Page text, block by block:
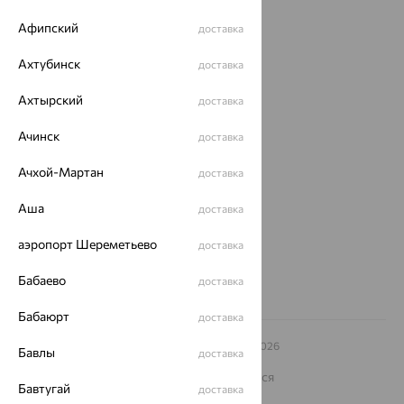
Покупателям
О нас
Магазины и доставка г. Липецк
еще 3
Другие города
Заказать звонок
© ООО «Ювелирный дом «Кристалл»,
– 2026
Архив акций
Карта сайта
На информационном ресурсе применяются
рекомендательные технологии
Афипский доставка
Ахтубинск доставка
Ахтырский доставка
Ачинск доставка
Ачхой-Мартан доставка
Аша доставка
аэропорт Шереметьево доставка
Бабаево доставка
Бабаюрт доставка
Бавлы доставка
Бавтугай доставка